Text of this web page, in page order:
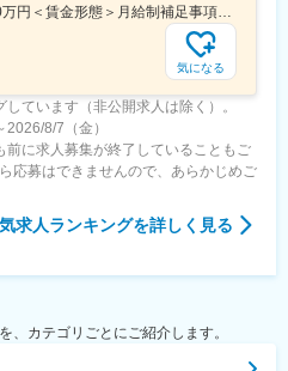
＜予定年収＞600万円～900万円＜賃金形態＞月給制補足事項なし＜賃金内訳＞月額（基本給）：300,000円～500,000円＜月給＞300,000円～500,000円＜昇給有無＞有＜残業手当＞有賃金はあくまでも目安の金額であり、選考を通じて上下する可能性があります。月給(月額)は固定手当を含めた表記です。
気になる
ています（非公開求人は除く）。
8/7（金）
に求人募集が終了していることもご
応募はできませんので、あらかじめご
求人ランキングを詳しく見る
、カテゴリごとにご紹介します。